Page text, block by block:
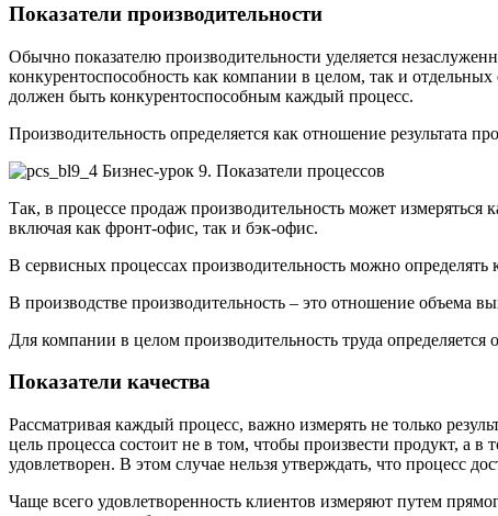
Показатели производительности
Обычно показателю производительности уделяется
конкурентоспособность как компании в целом, так и
должен быть конкурентоспособным каждый процесс.
Производительность определяется как отношение результата
Так, в процессе продаж производительность может
включая как фронт-офис, так и бэк-офис.
В сервисных процессах производительность можно
В производстве производительность – это отношение объема
Для компании в целом производительность труда
Показатели качества
Рассматривая каждый процесс, важно измерять не только
цель процесса состоит не в том, чтобы произвести продукт, а
удовлетворен. В этом случае нельзя утверждать, что процесс
Чаще всего удовлетворенность клиентов измеряют путем